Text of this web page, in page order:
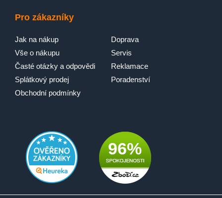
Pro zákazníky
Jak na nákup
Vše o nákupu
Časté otázky a odpovědi
Splátkový prodej
Obchodní podmínky
Doprava
Servis
Reklamace
Poradenství
96%